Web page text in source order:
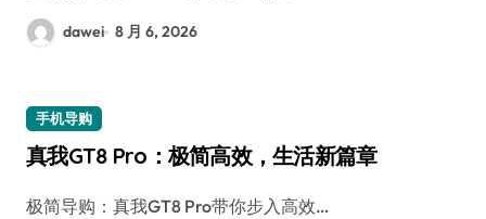
dawei 8 月 6, 2026
手机导购
真我GT8 Pro：极简高效，生活新篇章
极简导购：真我GT8 Pro带你步入高效…